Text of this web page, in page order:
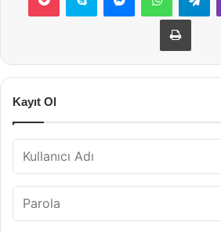
Yazdır
Kayıt Ol